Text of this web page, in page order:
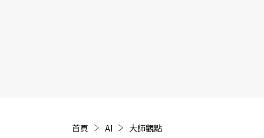
首頁 AI 大師觀點